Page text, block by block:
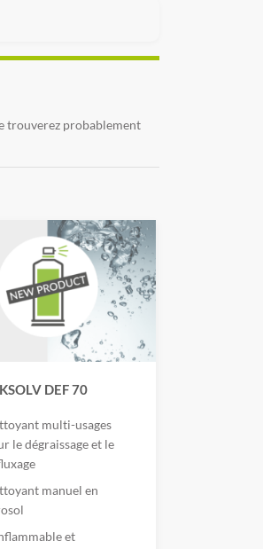
trouverez probablement
DEF 70
multi-usages
le dégraissage et le
manuel en
et